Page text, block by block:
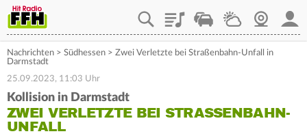
PlaylistStaupilotWetterWebcam
Nachrichten > Südhessen > Zwei Verletzte bei Straßenbahn-Unfall in
Darmstadt
25.09.2023, 11:03 Uhr
Kollision in Darmstadt
ZWEI VERLETZTE BEI STRASSENBAHN-U
NFALL